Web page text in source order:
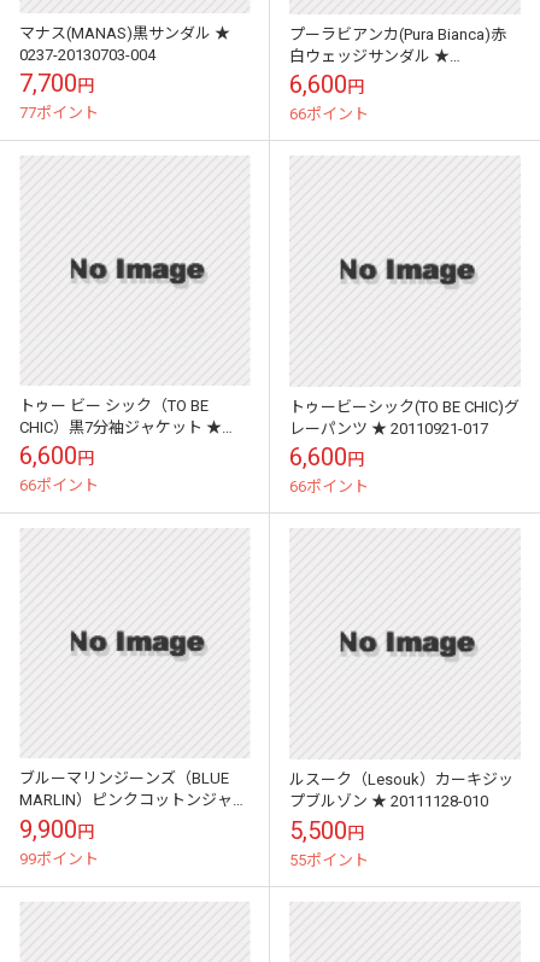
マナス(MANAS)黒サンダル ★
0237-20130703-004
7,700円
77ポイント
プーラビアンカ(Pura Bianca)赤
白ウェッジサンダル ★
20110719-031
6,600円
66ポイント
トゥー ビー シック（TO BE
CHIC）黒7分袖ジャケット ★
20090319-001
6,600円
66ポイント
トゥービーシック(TO BE CHIC)グ
レーパンツ ★ 20110921-017
6,600円
66ポイント
ブルーマリンジーンズ（BLUE
MARLIN）ピンクコットンジャケ
ット ★ 20090525-003
9,900円
99ポイント
ルスーク（Lesouk）カーキジッ
プブルゾン ★ 20111128-010
5,500円
55ポイント